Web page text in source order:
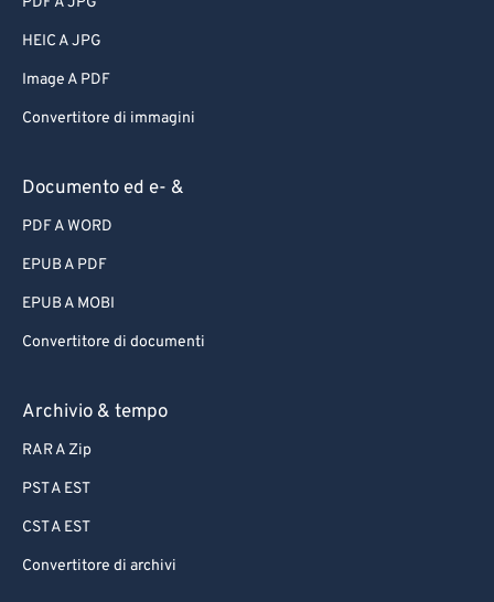
HEIC A JPG
Image A PDF
Convertitore di immagini
Documento ed e- &
PDF A WORD
EPUB A PDF
EPUB A MOBI
Convertitore di documenti
Archivio & tempo
RAR A Zip
PST A EST
CST A EST
Convertitore di archivi